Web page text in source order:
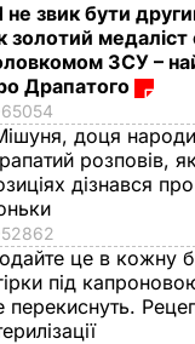
не звик бути
золотий медаліст
ЗСУ –
Драпатого
65054
доця
розповів,
дізнався
52862
це в кожну
під
перекиснуть.